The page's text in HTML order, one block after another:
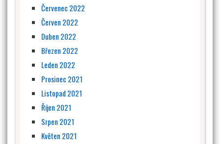
Červenec 2022
Červen 2022
Duben 2022
Březen 2022
Leden 2022
Prosinec 2021
Listopad 2021
Říjen 2021
Srpen 2021
Květen 2021